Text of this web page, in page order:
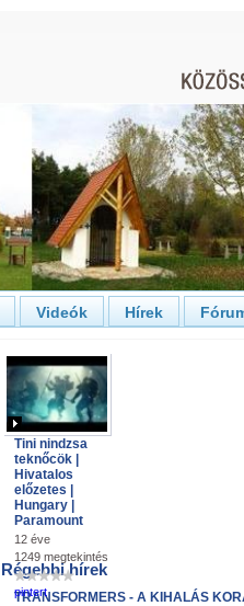
Videók Hírek
Tini nindzsa
teknőcök |
Hivatalos
előzetes |
Hungary |
Paramount
12 éve
1249 megtekintés
pintert
Régebbi hírek
TRANSFORMERS - A KIHALÁS